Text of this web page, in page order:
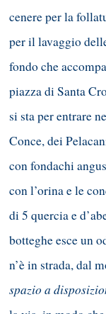
cenere per la
per il lavaggio
fondo che
piazza di Santa
si sta per entrare
Conce, dei
con fondachi
con l’orina e le
di 5 quercia e
botteghe esce un
n’è in strada, dal
spazio a